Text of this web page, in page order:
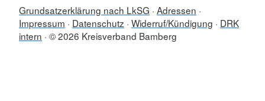
Grundsatzerklärung nach LkSG Adressen
Impressum
Datenschutz Widerruf/Kündigung
DRK
intern © 2026 Kreisverband Bamberg